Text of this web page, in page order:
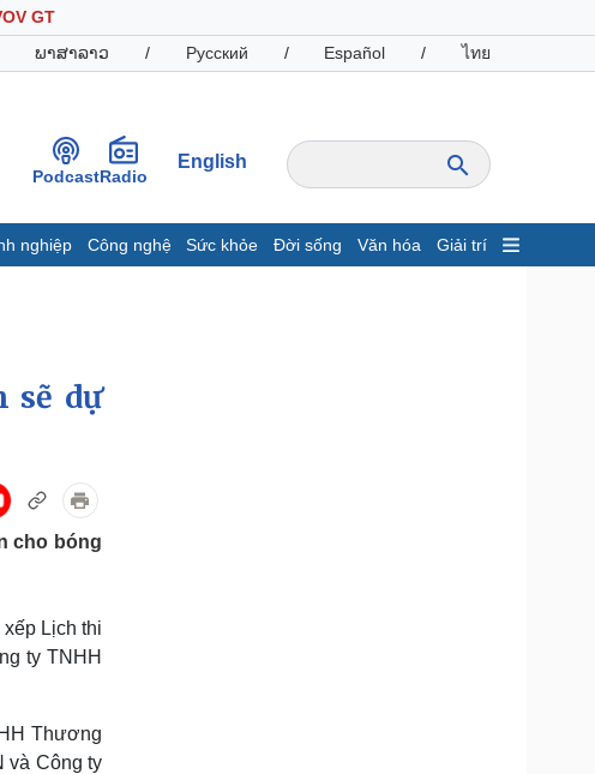
GT
ພາສາລາວ / Русский / Español / ไทย
PodcastRadio
English
nghiệp Công nghệ Sức khỏe Đời sống Văn hóa Giải trí
Doanh nghiệp
Doanh nghiệp 24h
Du lịch
check-in
sẽ dự
cho bóng
Lịch thi
ty TNHH
Thương
và Công ty